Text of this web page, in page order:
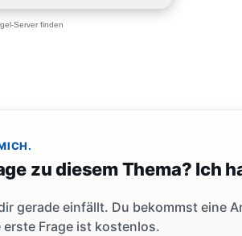
Server finden
zu diesem Thema? Ich
gerade einfällt. Du bekommst eine
erste Frage ist kostenlos.